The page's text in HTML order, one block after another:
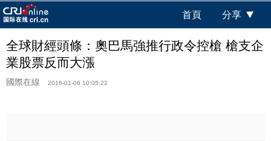
首頁 分享
全球財經頭條：奧巴馬強推行政令控槍 槍支企
業股票反而大漲
國際在線 2016-01-06 10:05:22